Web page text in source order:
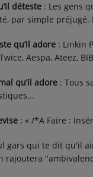
déteste : Les gens
par simple
qu’il adore : Linkin
Aespa, Ateez,
qu’il adore : Tous
: « /*A Faire :
gars qui te dit qu'il